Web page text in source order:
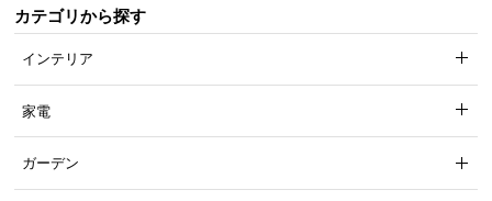
カテゴリから探す
インテリア
家電
ガーデン